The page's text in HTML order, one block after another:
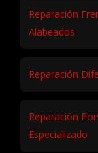
Reparación
Alabeados
Reparación
Reparación
Especializado